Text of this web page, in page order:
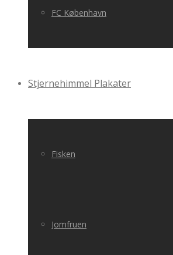
FC København
Stjernehimmel Plakater
Fisken
Jomfruen